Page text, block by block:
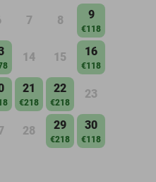
7 8 9
€118
14 15 16
€118
21
€218
22
€218
23
28 29
€218
30
€118